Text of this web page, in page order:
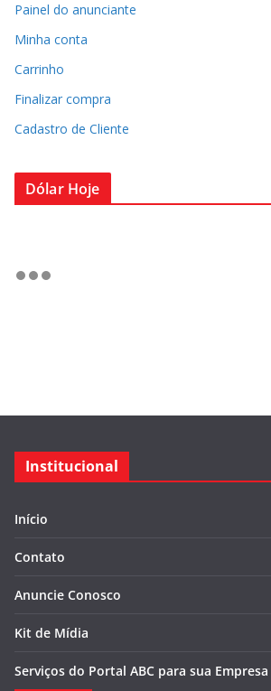
Painel do anunciante
Minha conta
Carrinho
Finalizar compra
Cadastro de Cliente
Dólar Hoje
Institucional
Início
Contato
Anuncie Conosco
Kit de Mídia
Serviços do Portal ABC para sua Empresa